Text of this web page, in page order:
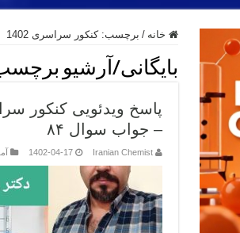
خانه / برچسب:کنکور سراسری 1402
بایگانی/آرشیو
– جواب سوال ۸۴
Iranian Chemist
1402-04-17